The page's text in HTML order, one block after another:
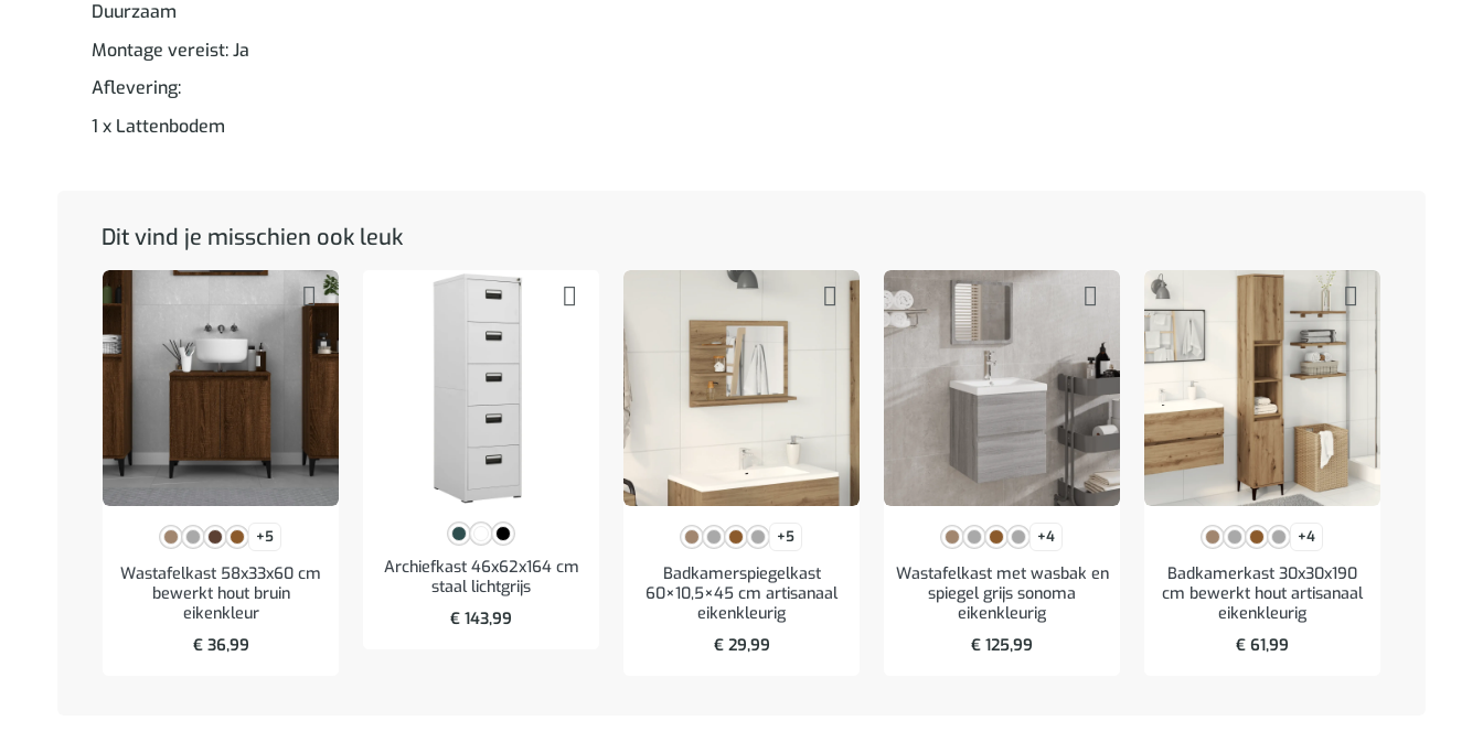
Duurzaam
Montage vereist: Ja
Aflevering:
1 x Lattenbodem
Dit vind je misschien ook leuk
+5
Wastafelkast 58x33x60 cm
bewerkt hout bruin
eikenkleur
€36,99
Archiefkast 46x62x164 cm
staal lichtgrijs
€ 143,99
+5
Badkamerspiegelkast
60×10,5×45 cm artisanaal
eikenkleurig
€29,99
+4
Wastafelkast met wasbak en
spiegel grijs sonoma
eikenkleurig
€ 125,99
+4
Badkamerkast 30x30x190
cm bewerkt hout artisanaal
eikenkleurig
€ 61,99